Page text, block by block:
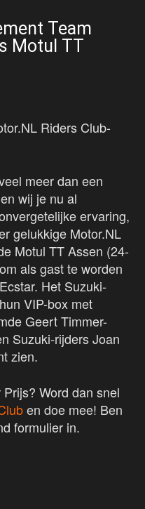
Team
Motul TT
Riders Club-
meer dan een
wij je nu al
ervaring,
gelukkige Motor.NL
Motul TT Assen (24-
als gast te worden
Het Suzuki-
VIP-box met
Geert Timmer-
Suzuki-rijders Joan
zien.
Word dan snel
en doe mee! Ben
formulier in.